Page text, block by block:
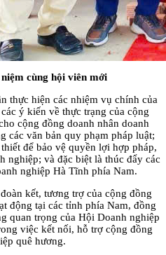
cùng hội viên mới
thực hiện các nhiệm vụ chính của
ý kiến về thực trạng của cộng
cộng đồng doanh nhân doanh
các văn bản quy phạm pháp luật;
để bảo vệ quyền lợi hợp pháp,
nghiệp; và đặc biệt là thúc đẩy các
nghiệp Hà Tĩnh phía Nam.
kết, tương trợ của cộng đồng
động tại các tỉnh phía Nam, đồng
quan trọng của Hội Doanh nghiệp
việc kết nối, hỗ trợ cộng đồng
quê hương.